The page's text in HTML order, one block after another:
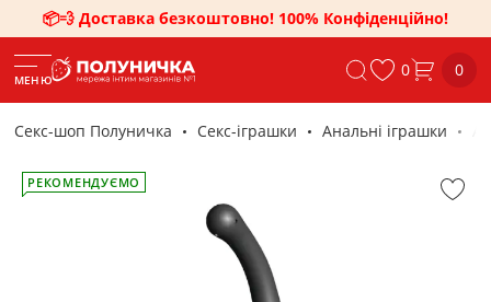
📦💨 Доставка безкоштовно! 100% Конфіденційно!
МЕНЮ 0 0
Секс-шоп Полуничка Секс-iграшки Анальні іграшки
РЕКОМЕНДУЄМО